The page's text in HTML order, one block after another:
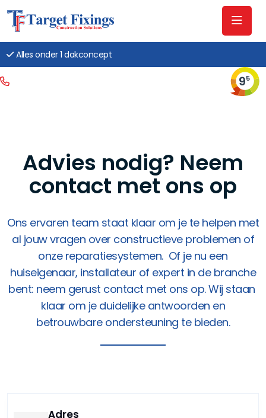
Alles onder 1 dakconcept
95
Ons ervaren team staat klaar om je te helpen met
al jouw vragen over constructieve problemen of
onze reparatiesystemen. Of je nu een
huiseigenaar, installateur of expert in de branche
bent: neem gerust contact met ons op.Wij staan ​​
klaar om je duidelijke antwoorden en
betrouwbare ondersteuning te bieden.
Advies nodig? Neem
contact met ons op
Adres